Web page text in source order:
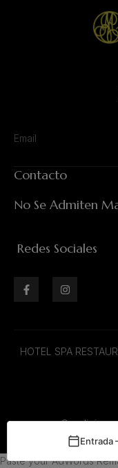
Contacto
No Se Admiten
Redes Sociales
HOTEL SPA
Paste your AdWords
Entrada